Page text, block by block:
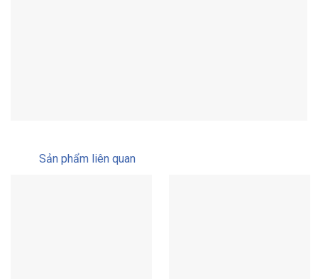
Sản phẩm liên quan